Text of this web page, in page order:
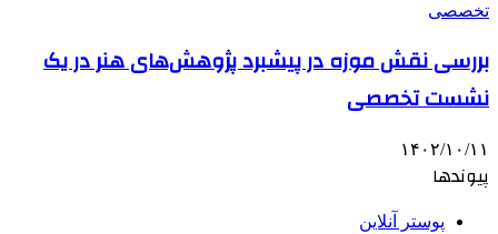
بررسی نقش موزه در پیشبرد پژوهش‌های هنر در یک
نشست تخصصی
۱۴۰۲/۱۰/۱۱
پیوندها
پوستر آنلاین